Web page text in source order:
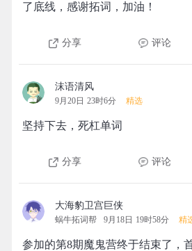
了底线，感谢拓词，加油！
分享 评论
沫语清风
9月20日 23时6分 精选
坚持下去，死杠单词
分享 评论
大海豹卫宫巨侠
蜗牛拓词帮 9月18日 19时58分 精
参加的第8期魔鬼营终于结束了，